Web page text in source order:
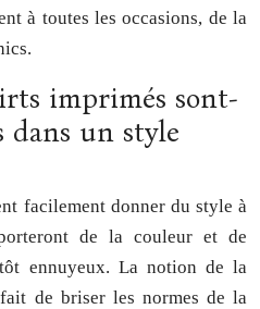
à toutes les occasions, de la
imprimés sont-
dans un style
facilement donner du style à
de la couleur et de
ennuyeux. La notion de la
de briser les normes de la